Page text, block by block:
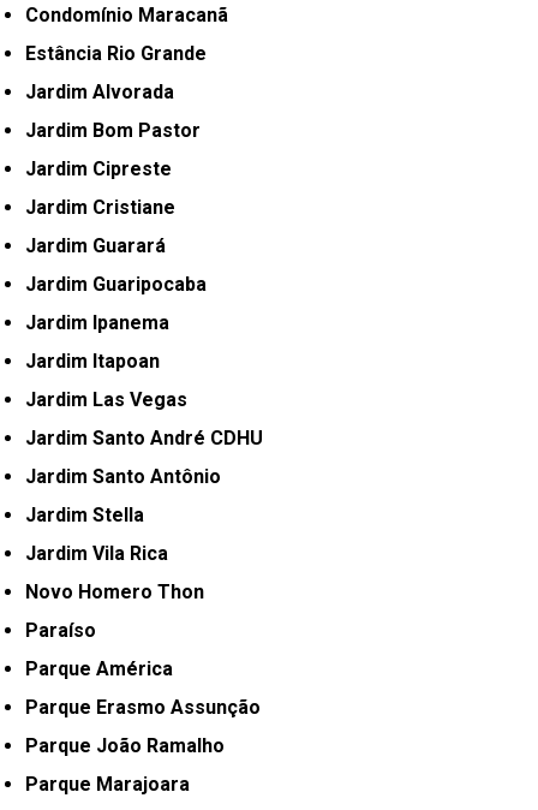
Condomínio Maracanã
Estância Rio Grande
Jardim Alvorada
Jardim Bom Pastor
Jardim Cipreste
Jardim Cristiane
Jardim Guarará
Jardim Guaripocaba
Jardim Ipanema
Jardim Itapoan
Jardim Las Vegas
Jardim Santo André CDHU
Jardim Santo Antônio
Jardim Stella
Jardim Vila Rica
Novo Homero Thon
Paraíso
Parque América
Parque Erasmo Assunção
Parque João Ramalho
Parque Marajoara